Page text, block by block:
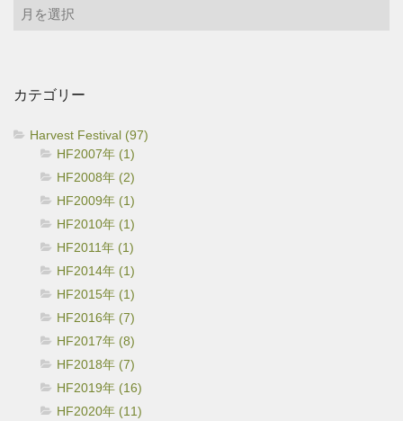
ア
ブ
カテゴリー
Harvest Festival (97)
HF2007年 (1)
HF2008年 (2)
HF2009年 (1)
HF2010年 (1)
HF2011年 (1)
HF2014年 (1)
HF2015年 (1)
HF2016年 (7)
HF2017年 (8)
HF2018年 (7)
HF2019年 (16)
HF2020年 (11)